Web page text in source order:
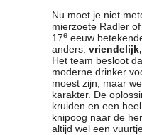
Nu moet je niet
mierzoete Radler
17e eeuw
anders:
Het team besloot
moderne drinker
moest zijn, maar
karakter. De
kruiden en een
knipoog naar de
altijd wel een